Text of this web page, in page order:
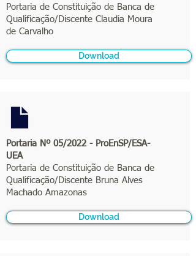
Portaria de Constituição de Banca de
Qualificação/Discente Claudia Moura
de Carvalho
Download
Portaria Nº 05/2022 - ProEnSP/ESA-
UEA
Portaria de Constituição de Banca de
Qualificação/Discente Bruna Alves
Machado Amazonas
Download